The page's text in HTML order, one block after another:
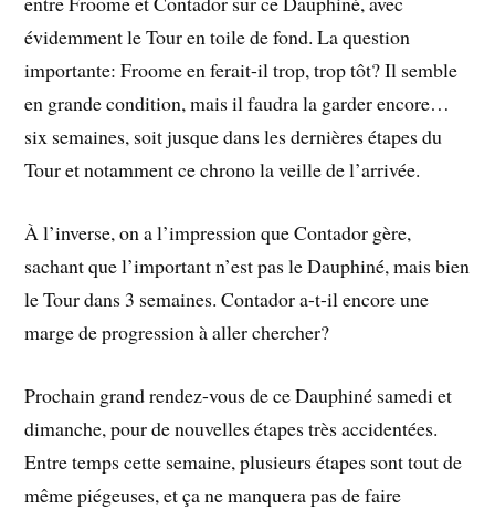
évidemment le Tour en toile de fond. La question
importante: Froome en ferait-il trop, trop tôt? Il semble
en grande condition, mais il faudra la garder encore…
six semaines, soit jusque dans les dernières étapes du
Tour et notamment ce chrono la veille de l’arrivée.
À l’inverse, on a l’impression que Contador gère,
sachant que l’important n’est pas le Dauphiné, mais bien
le Tour dans 3 semaines. Contador a-t-il encore une
marge de progression à aller chercher?
Prochain grand rendez-vous de ce Dauphiné samedi et
dimanche, pour de nouvelles étapes très accidentées.
Entre temps cette semaine, plusieurs étapes sont tout de
même piégeuses, et ça ne manquera pas de faire